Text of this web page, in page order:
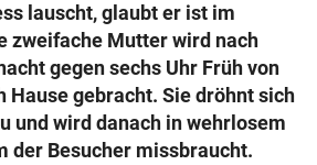
lauscht, glaubt er ist im
zweifache Mutter wird nach
gegen sechs Uhr Früh von
Hause gebracht. Sie dröhnt sich
und wird danach in wehrlosem
der Besucher missbraucht.